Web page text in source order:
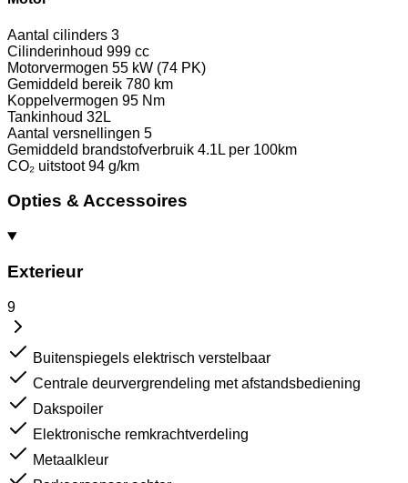
Aantal cilinders 3
Cilinderinhoud 999 cc
Motorvermogen 55 kW (74 PK)
Gemiddeld bereik 780 km
Koppelvermogen 95 Nm
Tankinhoud 32L
Aantal versnellingen 5
Gemiddeld brandstofverbruik 4.1L per 100km
CO₂ uitstoot 94 g/km
Opties & Accessoires
Exterieur
9
Buitenspiegels elektrisch verstelbaar
Centrale deurvergrendeling met afstandsbediening
Dakspoiler
Elektronische remkrachtverdeling
Metaalkleur